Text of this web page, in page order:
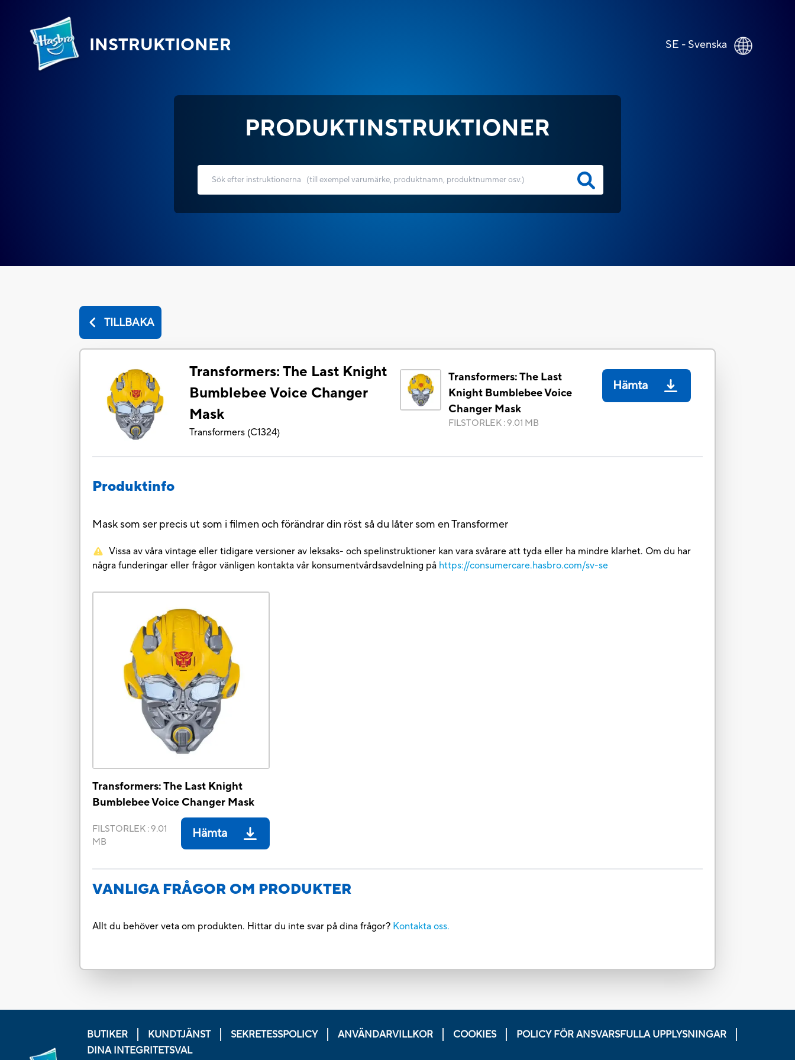
INSTRUKTIONER SE - Svenska
PRODUKTINSTRUKTIONER
TILLBAKA
Transformers: The Last Knight
Bumblebee Voice Changer
Mask
Transformers (C1324)
Transformers: The Last
Knight Bumblebee Voice
Changer Mask
FILSTORLEK :9.01 MB
Hämta
Produktinfo
Mask som ser precis ut som i filmen och förändrar din röst så du låter som en Transformer
Vissa av våra vintage eller tidigare versioner av leksaks- och spelinstruktioner kan vara svårare att tyda eller ha mindre klarhet. Om du har
några funderingar eller frågor vänligen kontakta vår konsumentvårdsavdelning på https://consumercare.hasbro.com/sv-se
Transformers: The Last Knight
Bumblebee Voice Changer Mask
FILSTORLEK :9.01
MB
Hämta
VANLIGA FRÅGOR OM PRODUKTER
Allt du behöver veta om produkten. Hittar du inte svar på dina frågor? Kontakta oss.
BUTIKER KUNDTJÄNST SEKRETESSPOLICY ANVÄNDARVILLKOR COOKIES
POLICY FÖR ANSVARSFULLA UPPLYSNINGAR
DINA INTEGRITETSVAL